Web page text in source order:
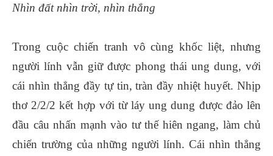
Nhìn đất nhìn trời, nhìn thẳng
Trong cuộc chiến tranh vô cùng khốc liệt, nhưng
người lính vẫn giữ được phong thái ung dung, với
cái nhìn thẳng đầy tự tin, tràn đầy nhiệt huyết. Nhịp
thơ 2/2/2 kết hợp với từ láy ung dung được đảo lên
đầu câu nhấn mạnh vào tư thế hiên ngang, làm chủ
chiến trường của những người lính. Cái nhìn thẳng